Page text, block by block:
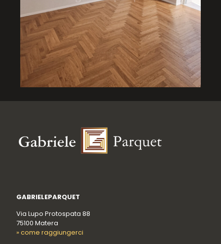
GABRIELEPARQUET
Via Lupo Protospata 88
75100 Matera
» come raggiungerci